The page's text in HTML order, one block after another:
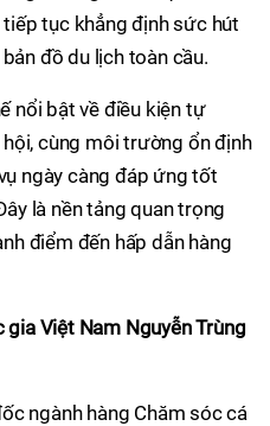
tục khẳng định sức hút
đồ du lịch toàn cầu.
nổi bật về điều kiện tự
hội, cùng môi trường ổn định
ngày càng đáp ứng tốt
là nền tảng quan trọng
điểm đến hấp dẫn hàng
Việt Nam Nguyễn Trùng
ngành hàng Chăm sóc cá